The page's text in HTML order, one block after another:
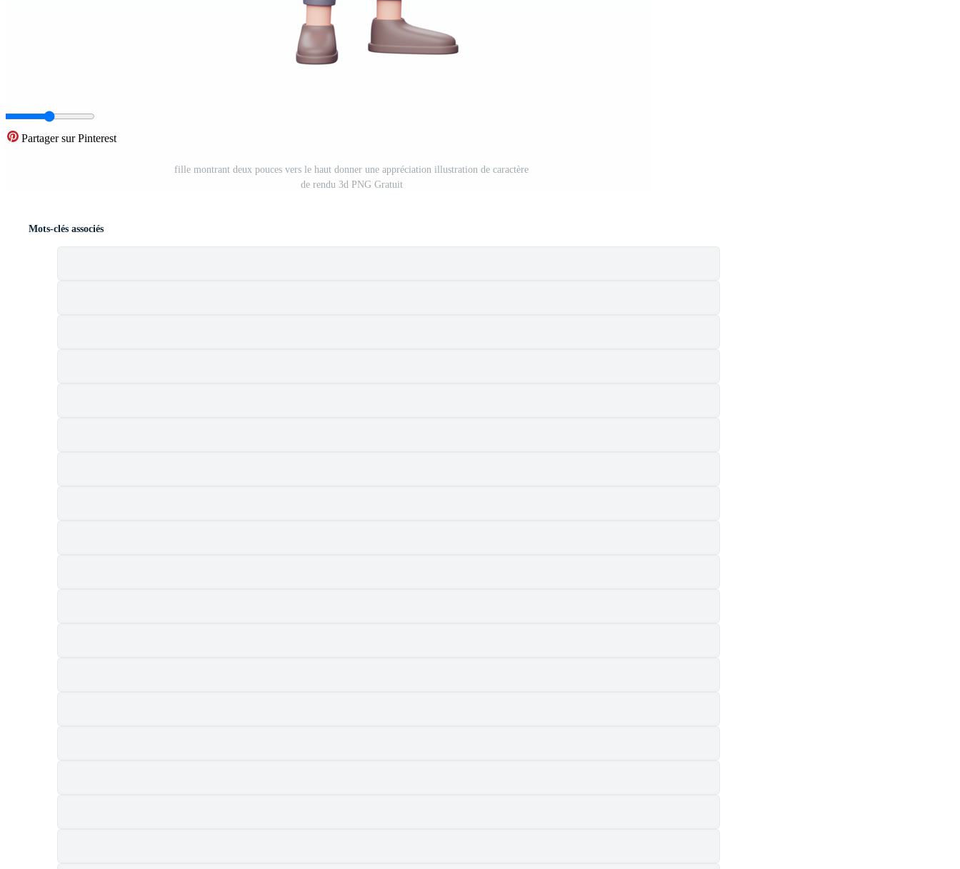
Partager sur Pinterest
fille montrant deux pouces vers le haut donner une appréciation illustration de caractère
de rendu 3d PNG Gratuit
Mots-clés associés